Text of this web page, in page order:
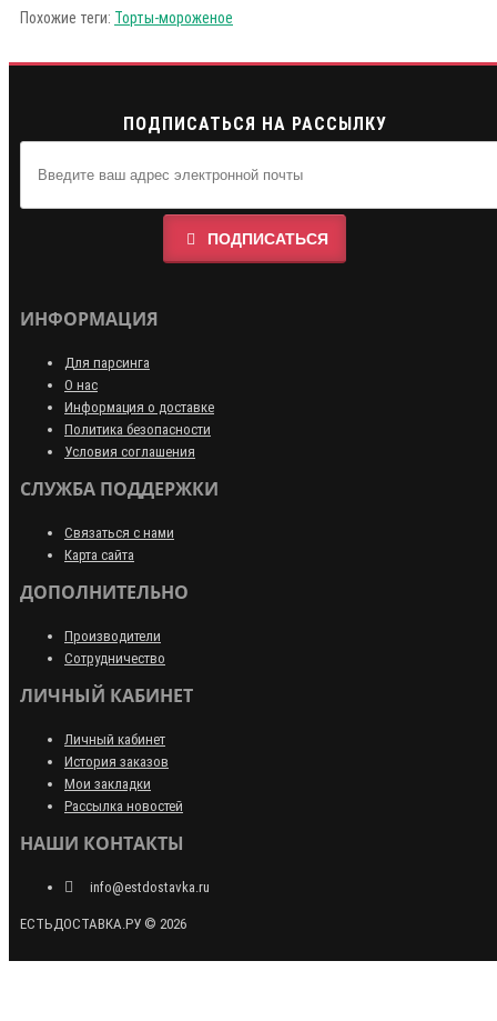
Похожие теги: Торты-мороженое
ПОДПИСАТЬСЯ НА РАССЫЛКУ
ПОДПИСАТЬСЯ
ИНФОРМАЦИЯ
Для парсинга
О нас
Информация о доставке
Политика безопасности
Условия соглашения
СЛУЖБА ПОДДЕРЖКИ
Связаться с нами
Карта сайта
ДОПОЛНИТЕЛЬНО
Производители
Сотрудничество
ЛИЧНЫЙ КАБИНЕТ
Личный кабинет
История заказов
Мои закладки
Рассылка новостей
НАШИ КОНТАКТЫ
info@estdostavka.ru
ЕСТЬДОСТАВКА.РУ © 2026